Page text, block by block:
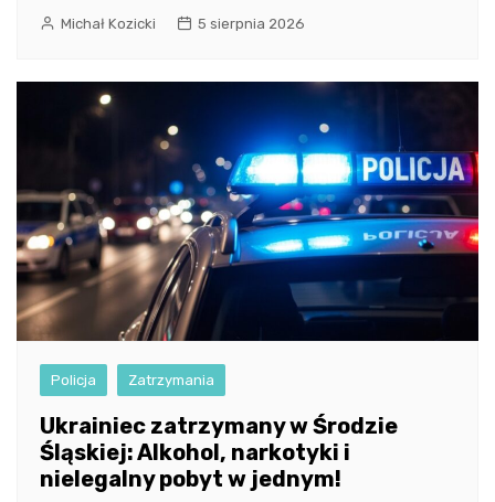
Michał Kozicki 5 sierpnia 2026
Policja Zatrzymania
Ukrainiec zatrzymany w Środzie
Śląskiej: Alkohol, narkotyki i
nielegalny pobyt w jednym!